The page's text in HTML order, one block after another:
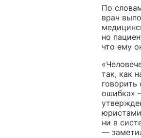
По
врач
но
что ему
так, как
говорить
ошибка»
ни в
—